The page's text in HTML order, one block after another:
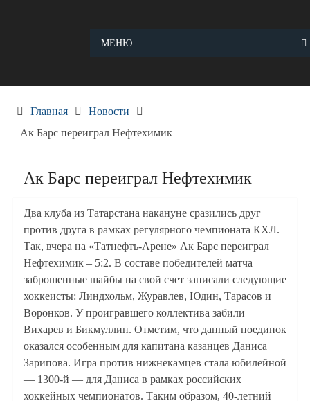
МЕНЮ
Главная
Новости
Ак Барс переиграл Нефтехимик
Ак Барс переиграл Нефтехимик
Два клуба из Татарстана накануне сразились друг
против друга в рамках регулярного чемпионата КХЛ.
Так, вчера на «Татнефть-Арене» Ак Барс переиграл
Нефтехимик – 5:2. В составе победителей матча
заброшенные шайбы на свой счет записали следующие
хоккеисты: Линдхольм, Журавлев, Юдин, Тарасов и
Воронков. У проигравшего коллектива забили
Вихарев и Бикмуллин. Отметим, что данный поединок
оказался особенным для капитана казанцев Даниса
Зарипова. Игра против нижнекамцев стала юбилейной
— 1300-й — для Даниса в рамках российских
хоккейных чемпионатов. Таким образом, 40-летний